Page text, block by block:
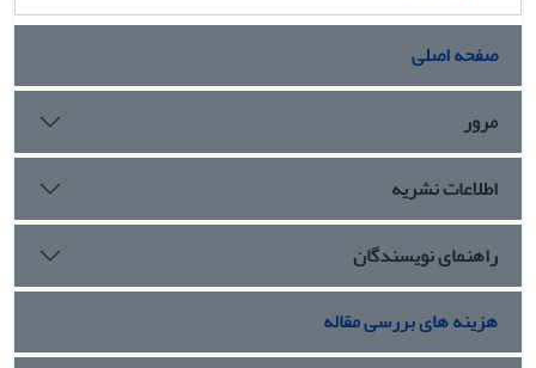
صفحه اصلی
مرور
اطلاعات نشریه
راهنمای نویسندگان
هزینه های بررسی مقاله